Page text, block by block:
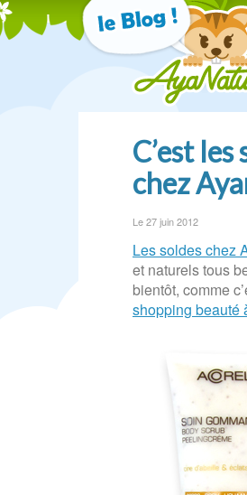
C’est
chez
Le 27 juin 2012
Les soldes chez
et naturels tous
bientôt, comme
shopping beauté